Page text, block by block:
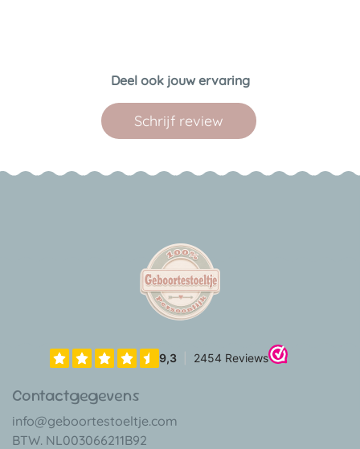
Deel ook jouw ervaring
Schrijf review
Contactgegevens
info@geboortestoeltje.com
BTW. NL003066211B92